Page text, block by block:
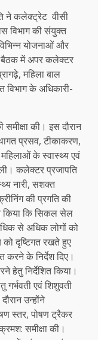
ने कलेक्ट्रेट वीसी
विभाग की संयुक्त
योजनाओं और
बैठक में अपर कलेक्टर
महिला बाल
विभाग के अधिकारी-
की। इस दौरान
प्रसव, टीकाकरण,
महिलाओं के स्वास्थ्य एवं
कलेक्टर प्रजापति
नारी, सशक्त
की प्रगति की
किया कि सिकल सेल
से अधिक लोगों को
दृष्टिगत रखते हुए
करने के निर्देश दिए।
हेतु निर्देशित किया।
एवं शिशुवती
उन्होंने
स्तर, पोषण ट्रैकर
समीक्षा की।